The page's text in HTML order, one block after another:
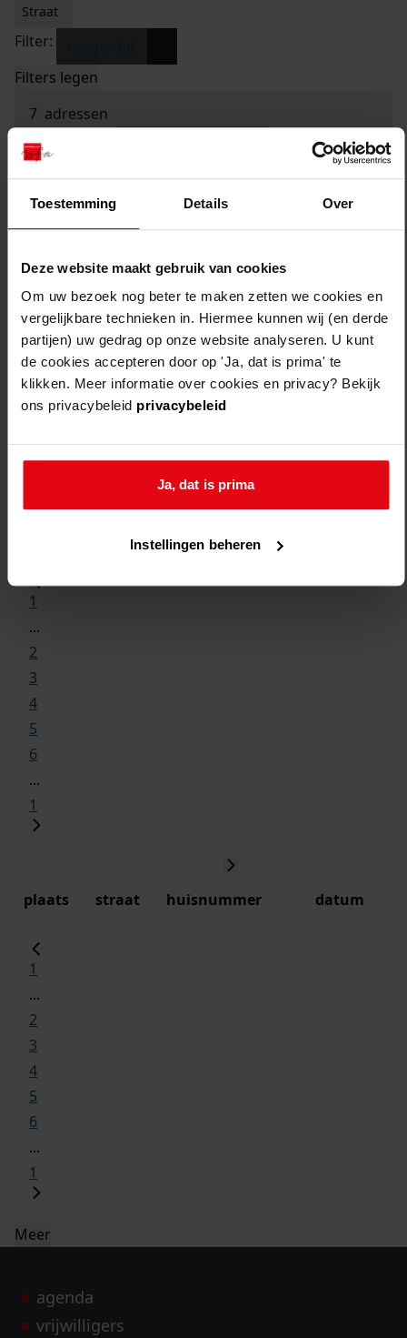
Toestemming Details Over
Deze website maakt gebruik van cookies
Om uw bezoek nog beter te maken zetten we cookies en
vergelijkbare technieken in. Hiermee kunnen wij (en derde
partijen) uw gedrag op onze website analyseren. U kunt
de cookies accepteren door op 'Ja, dat is prima' te
klikken. Meer informatie over cookies en privacy? Bekijk
ons privacybeleid privacybeleid
Ja, dat is prima
Instellingen beheren
Straat
Filter:
Filters legen
7 adressen
sorteren op:
1
...
2
3
4
5
6
...
1
plaats straat huisnummer datum
1
...
2
3
4
5
6
...
1
Meer
agenda
vrijwilligers